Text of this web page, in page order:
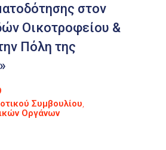
στον
Οικοτροφείου &
Πόλη της
Συμβουλίου,
Οργάνων